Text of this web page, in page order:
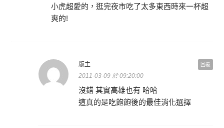
小虎超愛的，逛完夜市吃了太多東西時來一杯超
爽的!
回覆
版主
2011-03-09 於 09:20:00
沒錯 其實高雄也有 哈哈
這真的是吃飽飽後的最佳消化選擇